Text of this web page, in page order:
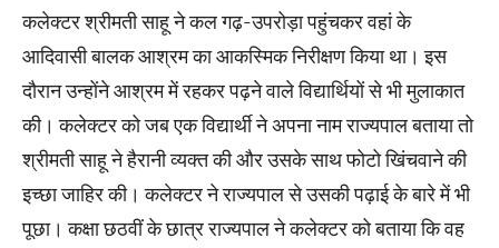
कलेक्टर श्रीमती साहू ने कल गढ़-उपरोड़ा पहुंचकर वहां के
आदिवासी बालक आश्रम का आकस्मिक निरीक्षण किया था। इस
दौरान उन्होंने आश्रम में रहकर पढ़ने वाले विद्यार्थियों से भी मुलाकात
की। कलेक्टर को जब एक विद्यार्थी ने अपना नाम राज्यपाल बताया तो
श्रीमती साहू ने हैरानी व्यक्त की और उसके साथ फोटो खिंचवाने की
इच्छा जाहिर की। कलेक्टर ने राज्यपाल से उसकी पढ़ाई के बारे में भी
पूछा। कक्षा छठवीं के छात्र राज्यपाल ने कलेक्टर को बताया कि वह